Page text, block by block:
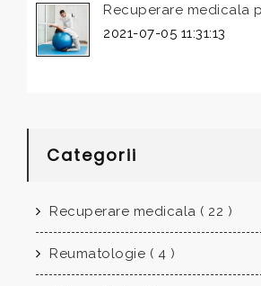
Recuperare medicala
2021-07-05 11:31:13
Categorii
Recuperare medicala ( 22 )
Reumatologie ( 4 )